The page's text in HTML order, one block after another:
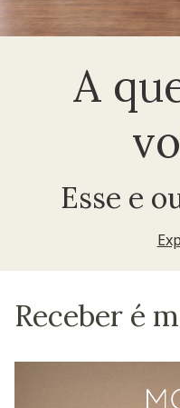
A
Esse e
Receber é